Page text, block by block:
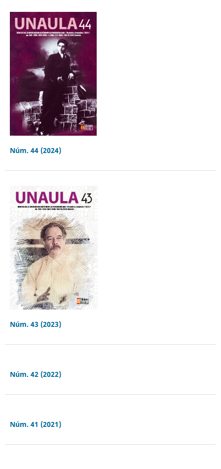
Núm. 44 (2024)
Núm. 43 (2023)
Núm. 42 (2022)
Núm. 41 (2021)